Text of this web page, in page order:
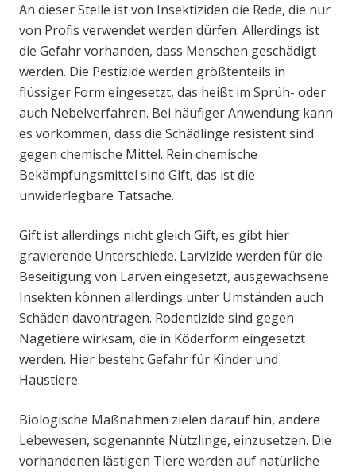
An dieser Stelle ist von Insektiziden die Rede, die nur
von Profis verwendet werden dürfen. Allerdings ist
die Gefahr vorhanden, dass Menschen geschädigt
werden. Die Pestizide werden größtenteils in
flüssiger Form eingesetzt, das heißt im Sprüh- oder
auch Nebelverfahren. Bei häufiger Anwendung kann
es vorkommen, dass die Schädlinge resistent sind
gegen chemische Mittel. Rein chemische
Bekämpfungsmittel sind Gift, das ist die
unwiderlegbare Tatsache.
Gift ist allerdings nicht gleich Gift, es gibt hier
gravierende Unterschiede. Larvizide werden für die
Beseitigung von Larven eingesetzt, ausgewachsene
Insekten können allerdings unter Umständen auch
Schäden davontragen. Rodentizide sind gegen
Nagetiere wirksam, die in Köderform eingesetzt
werden. Hier besteht Gefahr für Kinder und
Haustiere.
Biologische Maßnahmen zielen darauf hin, andere
Lebewesen, sogenannte Nützlinge, einzusetzen. Die
vorhandenen lästigen Tiere werden auf natürliche